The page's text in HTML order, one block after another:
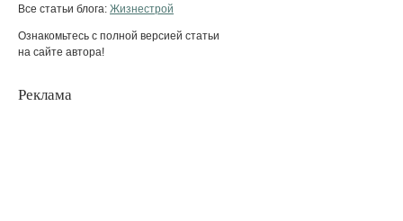
Все статьи блога: Жизнестрой
Ознакомьтесь с полной версией статьи
на сайте автора!
Реклама